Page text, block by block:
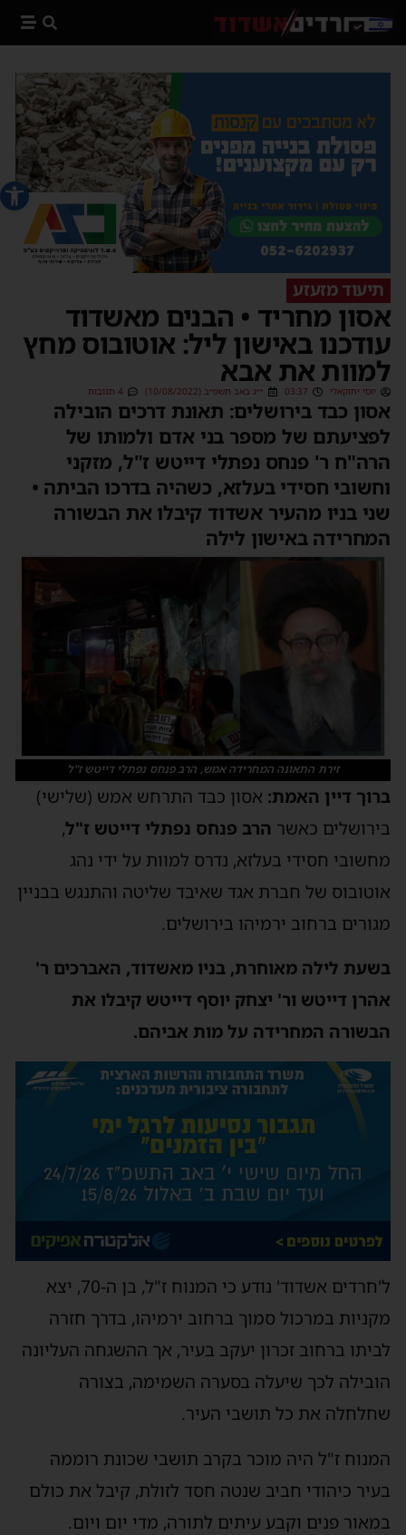
פתח
תיעוד מזעזע
אסון מחריד • הבנים מאשדוד
עודכנו באישון ליל: אוטובוס מחץ
למוות את אבא
יוסי יחזקאלי 03:37 י״ג באב תשפ״ב (10/08/2022) 4 תגובות
אסון כבד בירושלים: תאונת דרכים הובילה
לפציעתם של מספר בני אדם ולמותו של
הרה"ח ר' פנחס נפתלי דייטש ז"ל, מזקני
וחשובי חסידי בעלזא, כשהיה בדרכו הביתה •
שני בניו מהעיר אשדוד קיבלו את הבשורה
המחרידה באישון לילה
זירת התאונה המחרידה אמש, הרב פנחס נפתלי דייטש ז"ל
ברוך דיין האמת: אסון כבד התרחש אמש (שלישי)
בירושלים כאשר הרב פנחס נפתלי דייטש ז"ל,
מחשובי חסידי בעלזא, נדרס למוות על ידי נהג
אוטובוס של חברת אגד שאיבד שליטה והתנגש בבניין
מגורים ברחוב ירמיהו בירושלים.
בשעת לילה מאוחרת, בניו מאשדוד, האברכים ר'
אהרן דייטש ור' יצחק יוסף דייטש קיבלו את
הבשורה המחרידה על מות אביהם.
ל'חרדים אשדוד' נודע כי המנוח ז"ל, בן ה-70, יצא
מקניות במרכול סמוך ברחוב ירמיהו, בדרך חזרה
לביתו ברחוב זכרון יעקב בעיר, אך ההשגחה העליונה
הובילה לכך שיעלה בסערה השמימה, בצורה
שחלחלה את כל תושבי העיר.
המנוח ז"ל היה מוכר בקרב תושבי שכונת רוממה
בעיר כיהודי חביב שנטה חסד לזולת, קיבל את כולם
במאור פנים וקבע עיתים לתורה, מדי יום ויום.